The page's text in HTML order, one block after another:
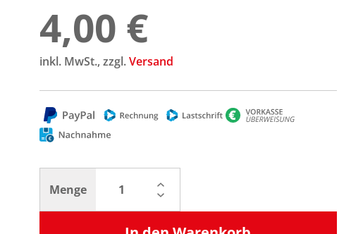
4,00 €
inkl. MwSt., zzgl.Versand
Menge